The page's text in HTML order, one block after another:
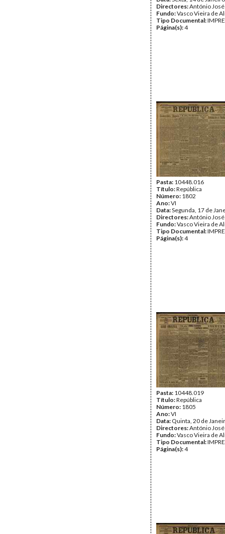
Directores:António
Fundo:Vasco Vieira de
Tipo Documental:
Página(s):4
Pasta: 10448.016
Título:República
Número: 1802
Ano:VI
Data:Segunda, 17 de
Directores:António
Fundo:Vasco Vieira de
Tipo Documental:
Página(s):4
Pasta: 10448.019
Título:República
Número: 1805
Ano:VI
Data: Quinta, 20 de
Directores:António
Fundo:Vasco Vieira de
Tipo Documental:
Página(s):4